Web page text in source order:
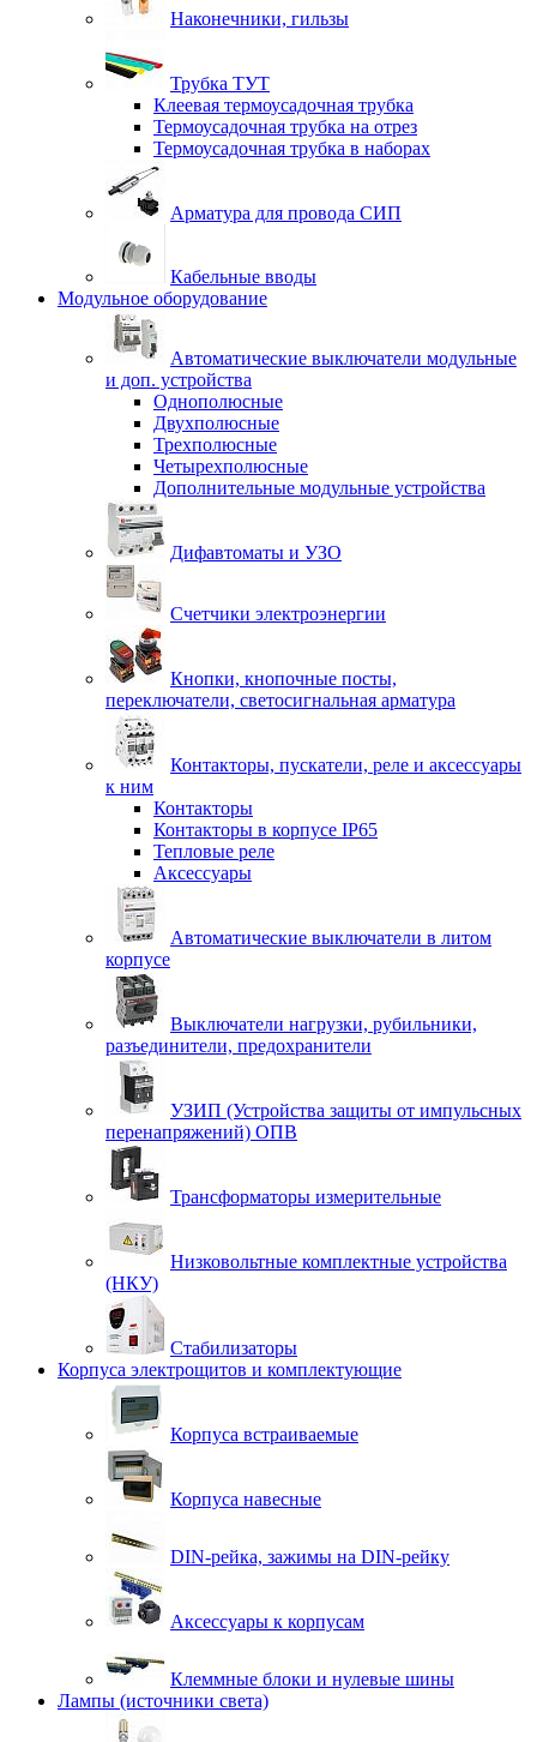
Наконечники, гильзы
Трубка ТУТ
Клеевая термоусадочная трубка
Термоусадочная трубка на отрез
Термоусадочная трубка в наборах
Арматура для провода СИП
Кабельные вводы
Модульное оборудование
Автоматические выключатели модульные
и доп. устройства
Однополюсные
Двухполюсные
Трехполюсные
Четырехполюсные
Дополнительные модульные устройства
Дифавтоматы и УЗО
Счетчики электроэнергии
Кнопки, кнопочные посты,
переключатели, светосигнальная арматура
Контакторы, пускатели, реле и аксессуары
к ним
Контакторы
Контакторы в корпусе IP65
Тепловые реле
Аксессуары
Автоматические выключатели в литом
корпусе
Выключатели нагрузки, рубильники,
разъединители, предохранители
УЗИП (Устройства защиты от импульсных
перенапряжений) ОПВ
Трансформаторы измерительные
Низковольтные комплектные устройства
(НКУ)
Стабилизаторы
Корпуса электрощитов и комплектующие
Корпуса встраиваемые
Корпуса навесные
DIN-рейка, зажимы на DIN-рейку
Аксессуары к корпусам
Клеммные блоки и нулевые шины
Лампы (источники света)